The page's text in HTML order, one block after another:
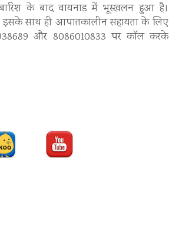
के बाद वायनाड में भूस्खलन हुआ है।
इसके साथ ही आपातकालीन सहायता के लिए
और 8086010833 पर कॉल करके